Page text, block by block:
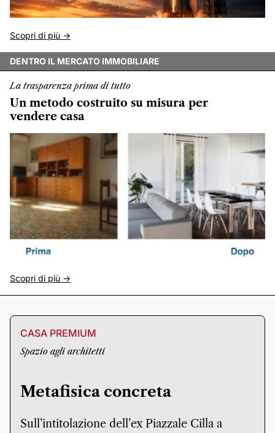
Scopri di più ->
DENTRO IL MERCATO IMMOBILIARE
La trasparenza prima di tutto
Un metodo costruito su misura per
vendere casa
Scopri di più ->
CASA PREMIUM
Spazio agli architetti
Metafisica concreta
Sull’intitolazione dell’ex Piazzale Cilla a